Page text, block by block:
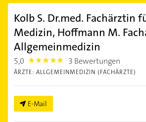
Kolb S. Dr.med. Fachärztin
Medizin, Hoffmann M.
Allgemeinmedizin
5,0 5.0 3 Bewertungen
ÄRZTE: ALLGEMEINMEDIZIN (FACHÄRZTE)
E-Mail